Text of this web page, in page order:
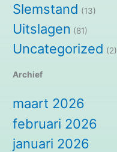
Slemstand (13)
Uitslagen (81)
Uncategorized (2)
Archief
maart 2026
februari 2026
januari 2026